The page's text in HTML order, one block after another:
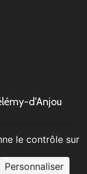
d'Anjou
le contrôle sur
Personnaliser